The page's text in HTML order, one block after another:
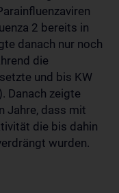
2 bereits in
danach nur noch
die
und bis KW
Danach zeigte
Jahre, dass mit
die bis dahin
wurden.